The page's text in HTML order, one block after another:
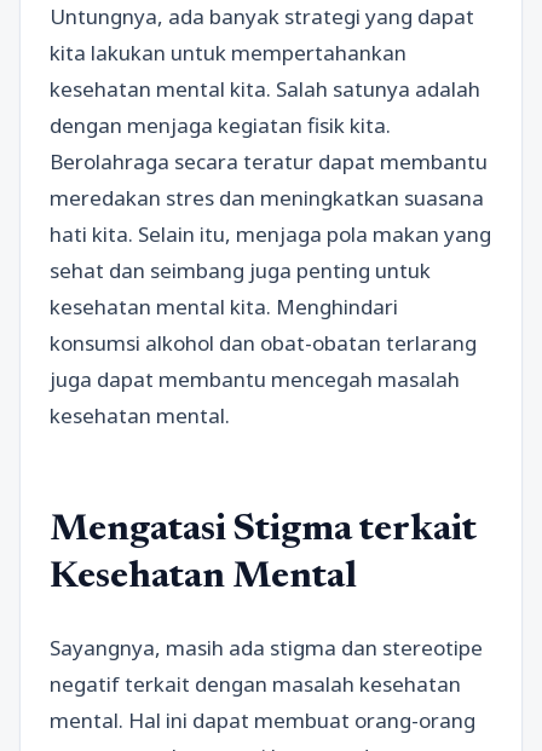
Untungnya, ada banyak strategi yang dapat
kita lakukan untuk mempertahankan
kesehatan mental kita. Salah satunya adalah
dengan menjaga kegiatan fisik kita.
Berolahraga secara teratur dapat membantu
meredakan stres dan meningkatkan suasana
hati kita. Selain itu, menjaga pola makan yang
sehat dan seimbang juga penting untuk
kesehatan mental kita. Menghindari
konsumsi alkohol dan obat-obatan terlarang
juga dapat membantu mencegah masalah
kesehatan mental.
Mengatasi Stigma terkait
Kesehatan Mental
Sayangnya, masih ada stigma dan stereotipe
negatif terkait dengan masalah kesehatan
mental. Hal ini dapat membuat orang-orang